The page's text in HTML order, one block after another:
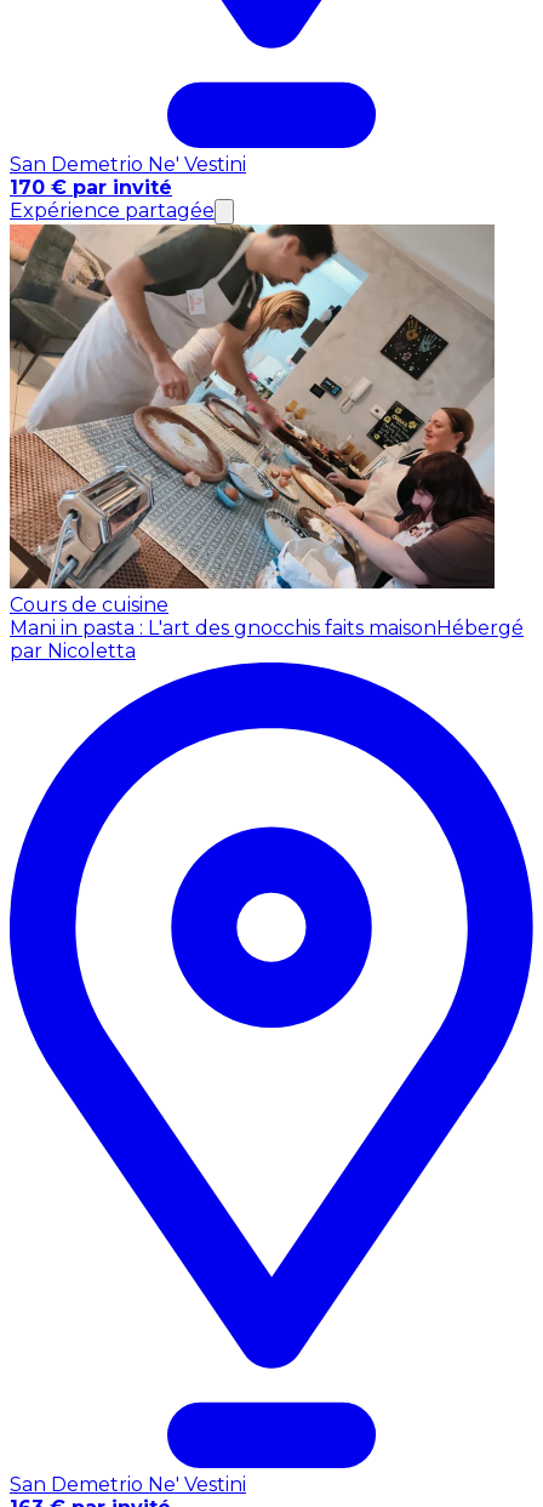
San Demetrio Ne' Vestini
170 € par invité
Expérience partagée
Cours de cuisine
Mani in pasta : L'art des gnocchis faits maisonHébergé
par Nicoletta
San Demetrio Ne' Vestini